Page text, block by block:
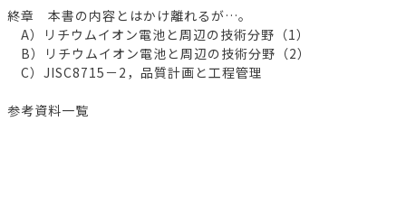
終章 本書の内容とはかけ離れるが…。
A）リチウムイオン電池と周辺の技術分野（1）
B）リチウムイオン電池と周辺の技術分野（2）
C）JISC8715－2，品質計画と工程管理
参考資料一覧